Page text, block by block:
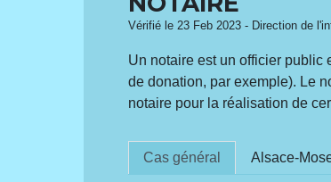
Vérifié le 23 Feb 2023 - Direction de
Un notaire est un officier public
de donation, par exemple). Le
notaire pour la réalisation de
Cas général Alsace-